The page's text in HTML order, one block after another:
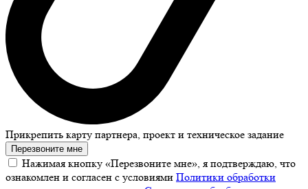
Прикрепить карту партнера, проект и техническое задание
Перезвоните мне
Нажимая кнопку «Перезвоните мне», я подтверждаю, что
ознакомлен и согласен с условиями Политики обработки